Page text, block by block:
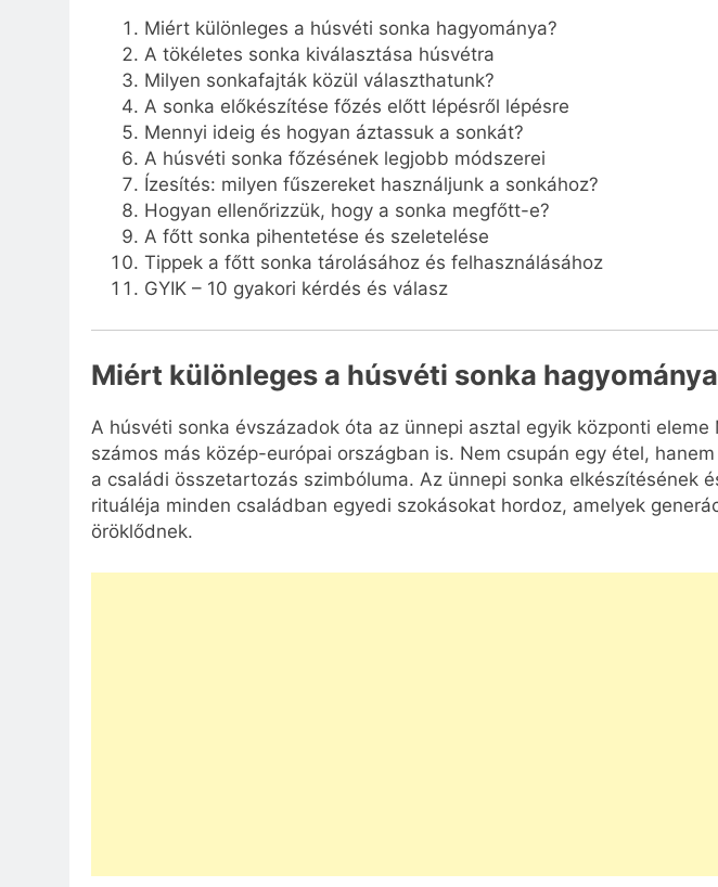
Miért különleges a húsvéti sonka hagyománya?
A tökéletes sonka kiválasztása húsvétra
Milyen sonkafajták közül választhatunk?
A sonka előkészítése főzés előtt lépésről lépésre
Mennyi ideig és hogyan áztassuk a sonkát?
A húsvéti sonka főzésének legjobb módszerei
Ízesítés: milyen fűszereket használjunk a sonkához?
Hogyan ellenőrizzük, hogy a sonka megfőtt-e?
A főtt sonka pihentetése és szeletelése
Tippek a főtt sonka tárolásához és felhasználásához
GYIK – 10 gyakori kérdés és válasz
Miért különleges a húsvéti sonka
A húsvéti sonka évszázadok óta az ünnepi asztal egyik központi eleme
számos más közép-európai országban is. Nem csupán egy étel,
a családi összetartozás szimbóluma. Az ünnepi sonka elkészítésének
rituáléja minden családban egyedi szokásokat hordoz, amelyek
öröklődnek.